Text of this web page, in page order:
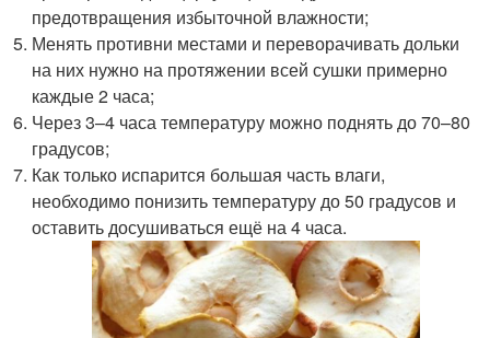
предотвращения избыточной влажности;
Менять противни местами и переворачивать дольки
на них нужно на протяжении всей сушки примерно
каждые 2 часа;
Через 3–4 часа температуру можно поднять до 70–80
градусов;
Как только испарится большая часть влаги,
необходимо понизить температуру до 50 градусов и
оставить досушиваться ещё на 4 часа.